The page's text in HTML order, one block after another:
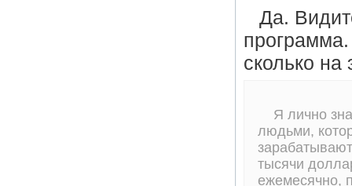
Да.
сколько на
Я лично
людьми,
зарабатывают
тысячи
ежемесячно,